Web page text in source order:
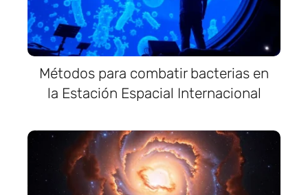
Métodos para combatir bacterias en
la Estación Espacial Internacional